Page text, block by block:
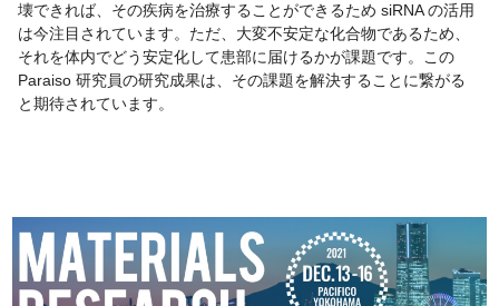
壊できれば、その疾病を治療することができるため siRNA の活用
は今注目されています。ただ、大変不安定な化合物であるため、
それを体内でどう安定化して患部に届けるかが課題です。この
Paraiso 研究員の研究成果は、その課題を解決することに繋がる
と期待されています。